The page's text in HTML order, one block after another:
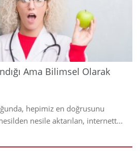
Ama Bilimsel Olarak
hepimiz en doğrusunu
nesile aktarılan, internett...